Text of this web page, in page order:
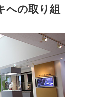
への取り組